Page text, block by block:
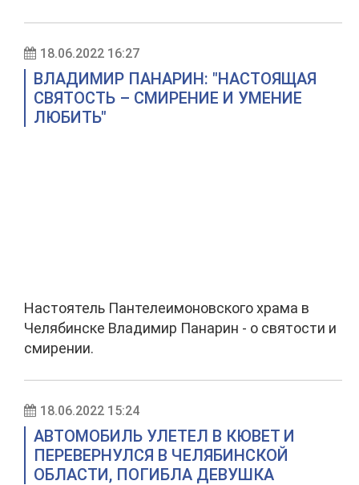
18.06.2022 16:27
ВЛАДИМИР ПАНАРИН: "НАСТОЯЩАЯ
СВЯТОСТЬ – СМИРЕНИЕ И УМЕНИЕ
ЛЮБИТЬ"
Настоятель Пантелеимоновского храма в
Челябинске Владимир Панарин - о святости и
смирении.
18.06.2022 15:24
АВТОМОБИЛЬ УЛЕТЕЛ В КЮВЕТ И
ПЕРЕВЕРНУЛСЯ В ЧЕЛЯБИНСКОЙ
ОБЛАСТИ, ПОГИБЛА ДЕВУШКА